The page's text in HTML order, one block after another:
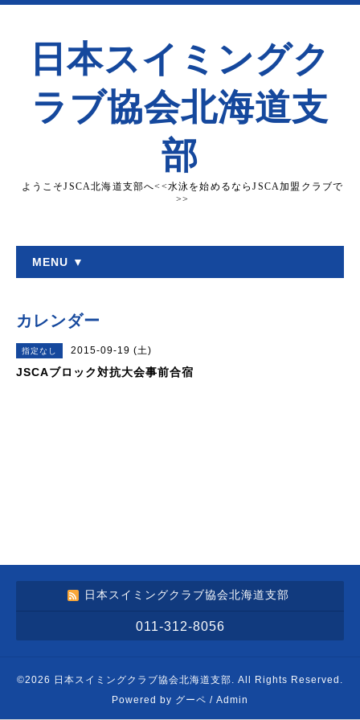
日本スイミングク
ラブ協会北海道支
部
ようこそJSCA北海道支部へ<<水泳を始めるならJSCA加盟クラブで
>>
MENU ▼
カレンダー
指定なし 2015-09-19 (土)
JSCAブロック対抗大会事前合宿
日本スイミングクラブ協会北海道支部
011-312-8056
©2026 日本スイミングクラブ協会北海道支部. All Rights Reserved.
Powered by グーペ / Admin